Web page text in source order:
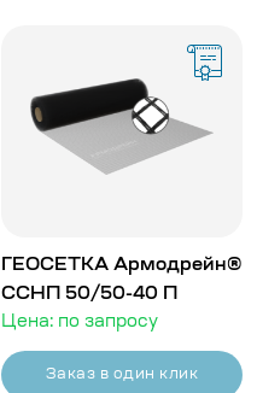
ГЕОСЕТКА Армодрейн®
ССНП 50/50-40 П
Цена: по запросу
Заказ в один клик